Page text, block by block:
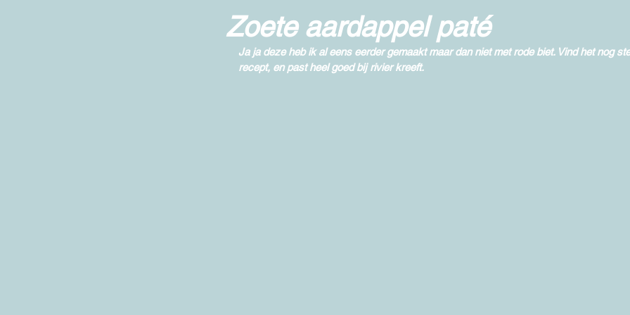
Zoete aardappel paté
Ja ja deze heb ik al eens eerder gemaakt maar dan niet met rode biet. Vind het nog
recept, en past heel goed bij rivier kreeft.